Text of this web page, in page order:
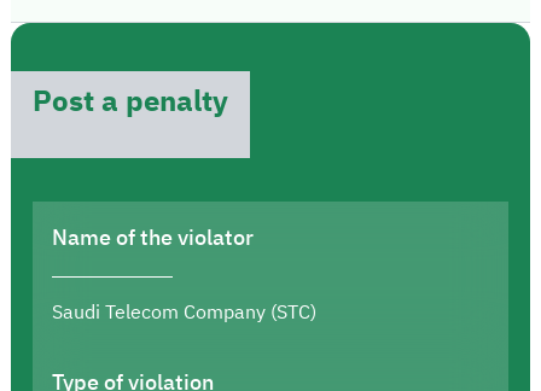
Post a penalty
Name of the violator
Saudi Telecom Company (STC)
Type of violation